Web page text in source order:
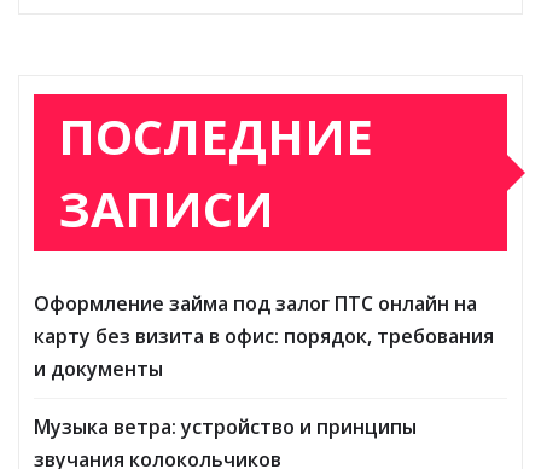
ПОСЛЕДНИЕ
ЗАПИСИ
Оформление займа под залог ПТС онлайн на
карту без визита в офис: порядок, требования
и документы
Музыка ветра: устройство и принципы
звучания колокольчиков